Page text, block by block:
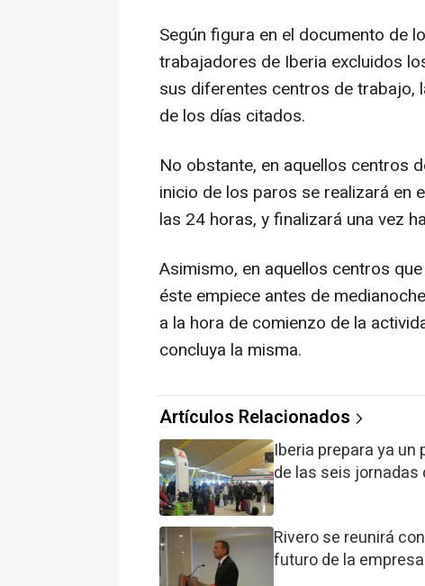
Según figura en el documento de
trabajadores de Iberia excluidos
sus diferentes centros de trabajo,
de los días citados.
No obstante, en aquellos centros
inicio de los paros se realizará en
las 24 horas, y finalizará una vez
Asimismo, en aquellos centros
éste empiece antes de
a la hora de comienzo de la
concluya la misma.
Artículos Relacionados
Iberia prepara ya
de las seis jornadas
Rivero se reunirá
futuro de la